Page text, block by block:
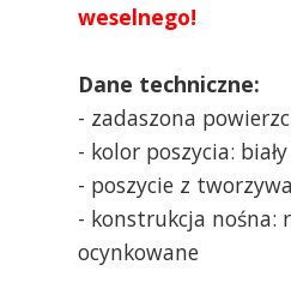
weselnego!
Dane techniczne:
- zadaszona
- kolor poszycia:
- poszycie z
- konstrukcja nośna:
ocynkowane